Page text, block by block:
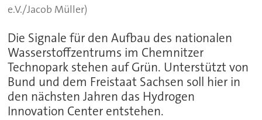
e.V./Jacob Müller)
Die Signale für den Aufbau des nationalen
Wasserstoffzentrums im Chemnitzer
Technopark stehen auf Grün. Unterstützt von
Bund und dem Freistaat Sachsen soll hier in
den nächsten Jahren das Hydrogen
Innovation Center entstehen.